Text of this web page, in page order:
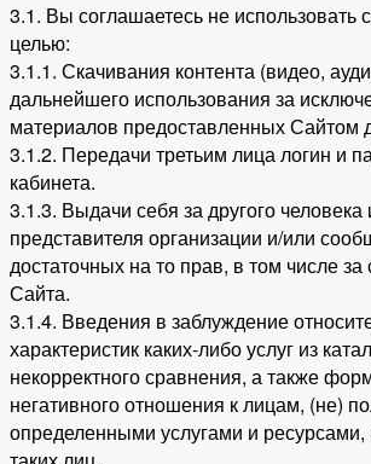
3.1. Вы соглашаетесь не использовать
целью:
3.1.1. Скачивания контента (видео,
дальнейшего использования за
материалов предоставленных Сайтом
3.1.2. Передачи третьим лица логин и
кабинета.
3.1.3. Выдачи себя за другого человека
представителя организации и/или
достаточных на то прав, в том числе за
Сайта.
3.1.4. Введения в заблуждение
характеристик каких-либо услуг из
некорректного сравнения, а также
негативного отношения к лицам, (не)
определенными услугами и